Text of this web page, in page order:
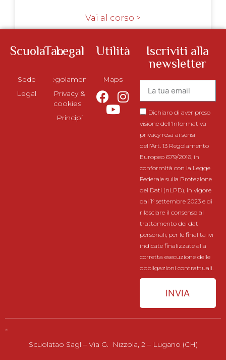
Vai al corso >
ScuolaTao
Sede
Legal
Legal
Regolamento
Privacy &
cookies
Principi
Utilità
Maps
Iscriviti alla
newsletter
Dichiaro di aver preso
visione dell'Informativa
privacy resa ai sensi
dell’Art. 13 Regolamento
Europeo 679/2016, in
conformità con la Legge
Federale sulla Protezione
dei Dati (nLPD), in vigore
dal 1° settembre 2023 e di
rilasciare il consenso al
trattamento dei dati
personali, per le finalità ivi
indicate finalizzate alla
corretta esecuzione delle
obbligazioni contrattuali.
INVIA
Scuolatao Sagl – Via G. Nizzola, 2 – Lugano (CH)